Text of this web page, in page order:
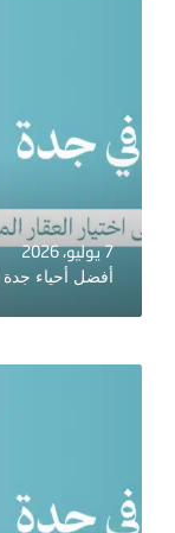
7 يوليو، 2026
أفضل أحياء جدة